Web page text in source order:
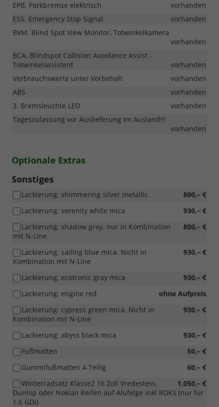
EPB. Parkbremse elektrisch
vorhanden
ESS. Emergency Stop Signal
vorhanden
BVM. Blind Spot View Monitor, Totwinkelkamera
vorhanden
BCA. Blindspot Collision Avoidance Assist -
Totwinkelassistent
vorhanden
Verbrauchswerte unter Vorbehalt
vorhanden
ABS
vorhanden
3. Bremsleuchte LED
vorhanden
Tageszulassung vor Auslieferung im Ausland!!!
vorhanden
Optionale Extras
Sonstiges
800,– €
Lackierung: shimmering silver metallic
930,– €
Lackierung: serenity white mica
800,– €
Lackierung: shadow gray. nur in Kombination
mit N-Line
930,– €
Lackierung: sailing blue mica. Nicht in
Kombination mit N-Line
930,– €
Lackierung: ecotronic gray mica
ohne Aufpreis
Lackierung: engine red
930,– €
Lackierung: cypress green mica. Nicht in
Kombination mit N-Line
930,– €
Lackierung: abyss black mica
50,– €
Fußmatten
60,– €
Gummifußmatten 4-Teilig
1.050,– €
Winterradsatz Klasse2 16 Zoll Vredestein,
Dunlop oder Nokian Reifen auf Alufelge inkl RDKS (nur für
1.6 GDi)